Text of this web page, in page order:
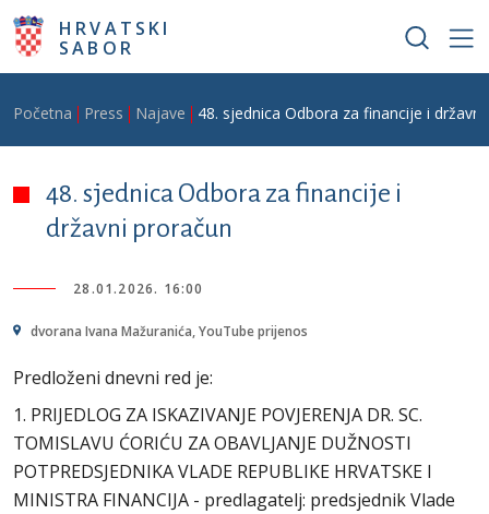
Skoči na glavni sadržaj
HRVATSKI
SABOR
Breadcrumb
Početna Press Najave 48. sjednica Odbora za financije i
48. sjednica Odbora za financije i
državni proračun
28.01.2026. 16:00
dvorana Ivana Mažuranića, YouTube prijenos
Predloženi dnevni red je:
1. PRIJEDLOG ZA ISKAZIVANJE POVJERENJA DR. SC.
TOMISLAVU ĆORIĆU ZA OBAVLJANJE DUŽNOSTI
POTPREDSJEDNIKA VLADE REPUBLIKE HRVATSKE I
MINISTRA FINANCIJA - predlagatelj: predsjednik Vlade